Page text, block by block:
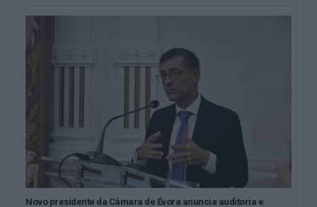
Novo presidente da Câmara de Évora anuncia auditoria e